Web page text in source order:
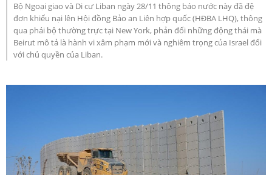
Bộ Ngoại giao và Di cư Liban ngày 28/11 thông báo nước này đã đệ
đơn khiếu nại lên Hội đồng Bảo an Liên hợp quốc (HĐBA LHQ), thông
qua phái bộ thường trực tại New York, phản đối những động thái mà
Beirut mô tả là hành vi xâm phạm mới và nghiêm trọng của Israel đối
với chủ quyền của Liban.